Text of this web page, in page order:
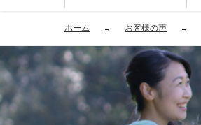
ホーム お客様の声